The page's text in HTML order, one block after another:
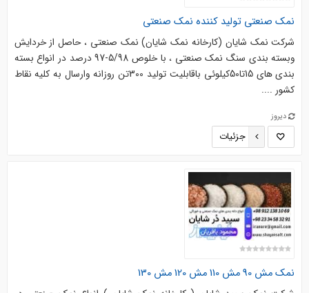
نمک صنعتی تولید کننده نمک صنعتی
شرکت نمک شایان (کارخانه نمک شایان) نمک صنعتی ، حاصل از خردایش
وبسته بندی سنگ نمک صنعتی ، با خلوص 5/98-97 درصد در انواع بسته
بندی های 15تا50کیلوئی باقابلیت تولید 300تن روزانه وارسال به کلیه نقاط
کشور ....
دیروز
جزئیات
نمک مش 90 مش 110 مش 120 مش 130